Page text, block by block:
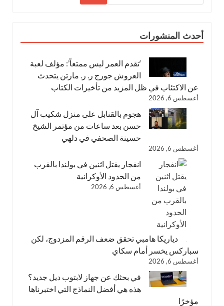
أحدث المنشورات
‘تقدم العمر ليس ممتعاً’: مؤلف لعبة
العروش جورج ر. ر. مارتن يتحدث
عن الاكتئاب في ظل المزيد من تأخيرات الكتاب
أغسطس 6, 2026
هجوم بالقنابل على منزل شكيب آل
حسن بعد ساعات من مؤتمر الشيخ
حسينة الصحفي في دلهي
أغسطس 6, 2026
انفجار يقتل اثنين في بولندا بالقرب
من الحدود الأوكرانية
أغسطس 6, 2026
دياريكا هامبي تحقق ضعف الرقم المزدوج، لكن
سباركس يخسر أمام سكاي
أغسطس 6, 2026
في بحثك عن جهاز لابتوب ديل جديد؟
هذه هي أفضل النماذج التي اختبرناها
مؤخرًا